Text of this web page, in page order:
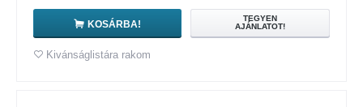
KOSÁRBA!
TEGYEN
AJÁNLATOT!
Kivánságlistára rakom